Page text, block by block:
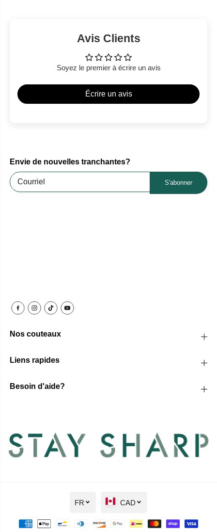
Avis Clients
Soyez le premier à écrire un avis
Écrire un avis
Envie de nouvelles tranchantes?
S'abonner
Nos couteaux
Liens rapides
Besoin d'aide?
FR CAD